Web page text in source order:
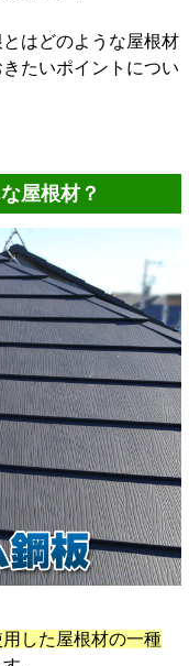
はどのような屋根材
たいポイントについ
屋根材？
した屋根材の一種